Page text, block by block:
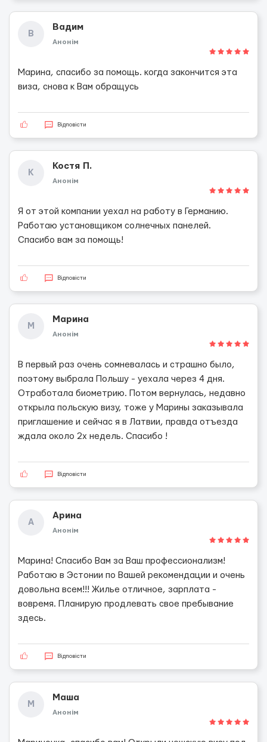
В
Вадим
Анонім
Марина, спасибо за помощь. когда закончится эта
виза, снова к Вам обращусь
Відповісти
К
Костя П.
Анонім
Я от этой компании уехал на работу в Германию.
Работаю установщиком солнечных панелей.
Спасибо вам за помощь!
Відповісти
М
Марина
Анонім
В первый раз очень сомневалась и страшно было,
поэтому выбрала Польшу - уехала через 4 дня.
Отработала биометрию. Потом вернулась, недавно
открыла польскую визу, тоже у Марины заказывала
приглашение и сейчас я в Латвии, правда отъезда
ждала около 2х недель. Спасибо !
Відповісти
А
Арина
Анонім
Марина! Спасибо Вам за Ваш профессионализм!
Работаю в Эстонии по Вашей рекомендации и очень
довольна всем!!! Жилье отличное, зарплата -
вовремя. Планирую продлевать свое пребывание
здесь.
Відповісти
М
Маша
Анонім